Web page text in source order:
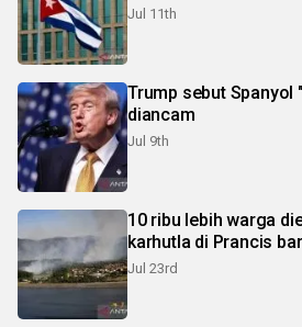
Jul 11th
Trump sebut Spanyol
diancam
Jul 9th
10 ribu lebih warga
karhutla di Prancis
Jul 23rd